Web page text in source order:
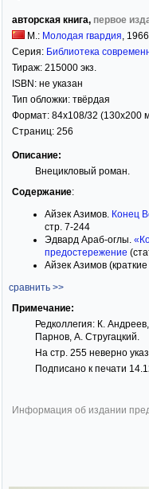
авторская книга, первое
М.: Молодая гвардия, 1966
Серия: Библиотека
Тираж: 215000 экз.
ISBN: не указан
Тип обложки: твёрдая
Формат: 84x108/32 (130x200
Страниц: 256
Описание:
Внецикловый роман.
Содержание:
Айзек Азимов. Конец
стр. 7-244
Эдвард Араб-оглы.
предостережение
Айзек Азимов
сравнить >>
Примечание:
Редколлегия: К.
Парнов, А. Стругацкий.
На стр. 255 неверно
Подписано к печати
Информация об издании